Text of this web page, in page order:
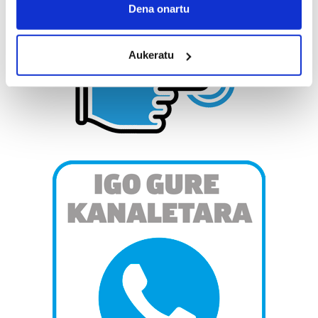
Collect information about your geographical
Identify your device by actively scanning it for
specific characteristics (fingerprinting)
Find out more about how your personal data is processed
and set your preferences in the
details section
prozesatzen ditugu, zure IP zenbakia, besteak beste,
teknologia erabiliz, cookieak adibidez, iragarki eta eduki
pertsonalizatuak eskaintzeko, iragarkiak eta edukia
neurtzeko, jendeari buruzko informazioa biltzeko eta
erabiltzen dituen hauta dezakezu.
Bazkide batzuek ez dizute baimenik eskatzen, eta beren
interes komertzial legitimoetan babesten dira. Ikusi gure
Dena onartu
Aukeratu